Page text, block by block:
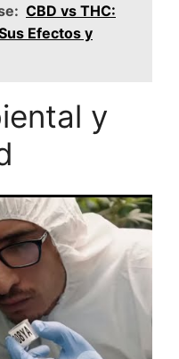
CBD vs THC:
Efectos y
y